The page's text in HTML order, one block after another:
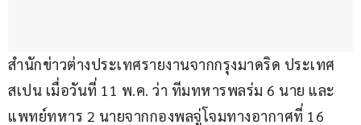
สำนักข่าวต่างประเทศรายงานจากกรุงมาดริด ประเทศ
สเปน เมื่อวันที่ 11 พ.ค. ว่า ทีมทหารพลร่ม 6 นาย และ
แพทย์ทหาร 2 นายจากกองพลจู่โจมทางอากาศที่ 16